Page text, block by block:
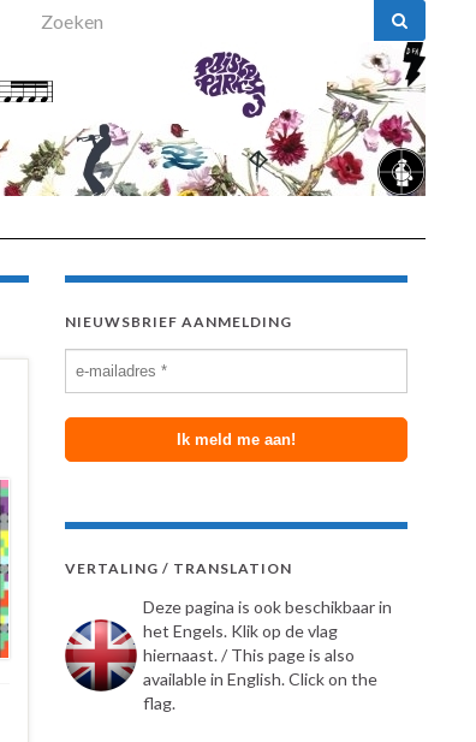
Search for:
NIEUWSBRIEF AANMELDING
VERTALING / TRANSLATION
Deze pagina is ook beschikbaar in
het Engels. Klik op de vlag
hiernaast. / This page is also
available in English. Click on the
flag.